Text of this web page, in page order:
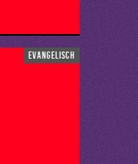
evangelisch